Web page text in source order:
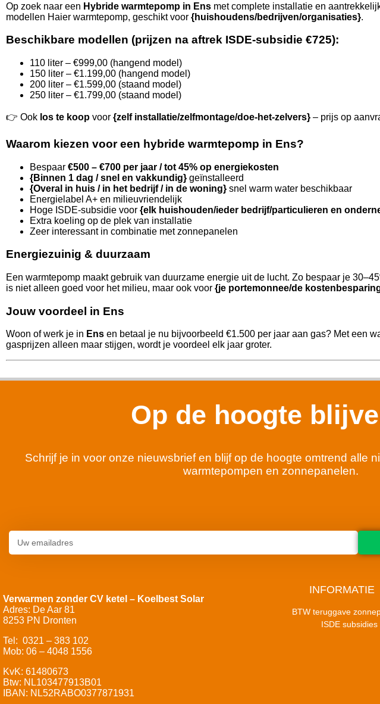
Op zoek naar een Hybride warmtepomp in Ens met complete installatie en
modellen Haier warmtepomp, geschikt voor {huishoudens/bedrijven/organisaties}.
Beschikbare modellen (prijzen na aftrek ISDE-subsidie €725):
110 liter – €999,00 (hangend model)
150 liter – €1.199,00 (hangend model)
200 liter – €1.599,00 (staand model)
250 liter – €1.799,00 (staand model)
👉 Ook los te koop voor {zelf installatie/zelfmontage/doe-het-zelvers} – prijs op
Waarom kiezen voor een hybride warmtepomp in Ens?
Bespaar €500 – €700 per jaar / tot 45% op energiekosten
{Binnen 1 dag / snel en vakkundig} geïnstalleerd
{Overal in huis / in het bedrijf / in de woning} snel warm water beschikbaar
Energielabel A+ en milieuvriendelijk
Hoge ISDE-subsidie voor {elk huishouden/ieder bedrijf/particulieren en
Extra koeling op de plek van installatie
Zeer interessant in combinatie met zonnepanelen
Energiezuinig & duurzaam
Een warmtepomp maakt gebruik van duurzame energie uit de lucht. Zo bespaar je
is niet alleen goed voor het milieu, maar ook voor {je portemonnee/de
Jouw voordeel in Ens
Woon of werk je in Ens en betaal je nu bijvoorbeeld €1.500 per jaar aan gas? Met een
gasprijzen alleen maar stijgen, wordt je voordeel elk jaar groter.
Op de hoogte
Schrijf je in voor onze nieuwsbrief en blijf op de hoogte omtrend alle
warmtepompen en zonnepanelen.
Verwarmen zonder CV ketel – Koelbest Solar
Adres: De Aar 81
8253 PN Dronten
Tel: 0321 – 383 102
Mob: 06 – 4048 1556
KvK: 61480673
Btw: NL103477913B01
IBAN: NL52RABO0377871931
INFORMATIE
BTW teruggave
ISDE subsidies